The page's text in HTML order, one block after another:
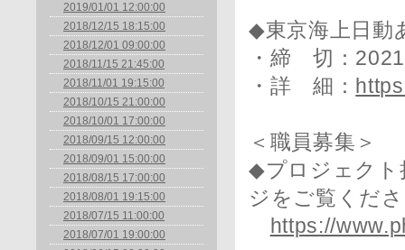
2019/01/01 12:00:00
2018/12/15 18:15:00
2018/12/01 09:00:00
2018/11/15 21:45:00
2018/11/01 19:15:00
2018/10/15 21:00:00
2018/10/01 17:00:00
2018/09/15 12:00:00
2018/09/01 15:00:00
2018/08/15 17:00:00
2018/08/01 19:15:00
2018/07/15 11:00:00
2018/07/01 19:00:00
◆東京海上日動
・締 切：
・詳 細：
＜職員募集＞
◆プロジェクト
ジをご覧くだ
https://